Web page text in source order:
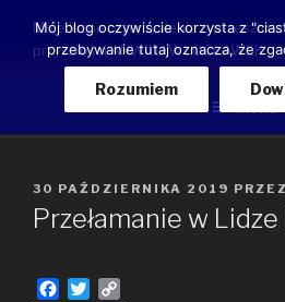
treści
Moje luźne przemyślenia o
przyszłości ANWILU WŁOCŁAWEK
OPUBLIKOWANE
W
30 PAŹDZIERNIKA 2019 PRZEZ
Przełamanie w
Mój blog oczywiście korzysta z
przebywanie tutaj oznacza, że
Rozumiem